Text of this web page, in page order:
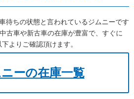
待ちの状態と言われているジムニーです
古車や新古車の在庫が豊富で、すぐに
よりご確認頂けます。
ーの在庫一覧